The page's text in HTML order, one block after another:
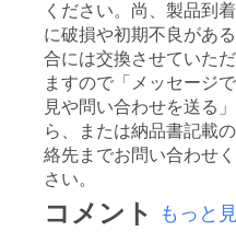
ください。尚、製品到
に破損や初期不良があ
合には交換させていた
ますので「メッセージ
見や問い合わせを送る
ら、または納品書記載
絡先までお問い合わせ
さい。
コメント もっと